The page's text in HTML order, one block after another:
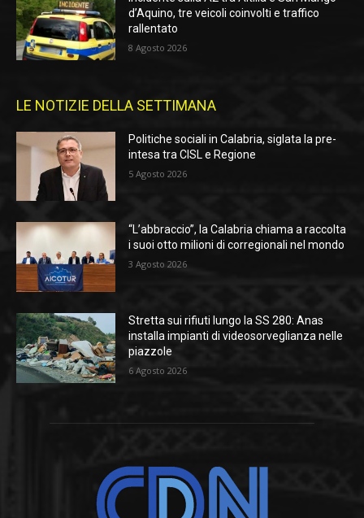
d’Aquino, tre veicoli coinvolti e traffico
rallentato
8 Agosto 2026
LE NOTIZIE DELLA SETTIMANA
Politiche sociali in Calabria, siglata la pre-
intesa tra CISL e Regione
5 Agosto 2026
“L’abbraccio”, la Calabria chiama a raccolta
i suoi otto milioni di corregionali nel mondo
3 Agosto 2026
Stretta sui rifiuti lungo la SS 280: Anas
installa impianti di videosorveglianza nelle
piazzole
6 Agosto 2026